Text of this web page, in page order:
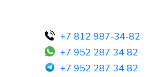
+7 812 987-34-82
+7 952 287 34 82
+7 952 287 34 82